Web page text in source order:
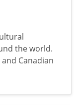
the world.
Canadian